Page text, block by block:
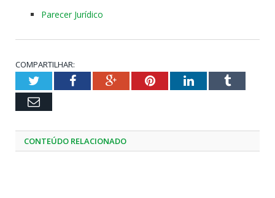
Parecer Jurídico
COMPARTILHAR:
TwitterFacebookGoogle+PinterestLinkedInTumblr
Email
CONTEÚDO RELACIONADO